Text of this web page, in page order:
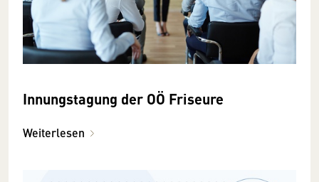
Innungstagung der OÖ Friseure
Weiterlesen